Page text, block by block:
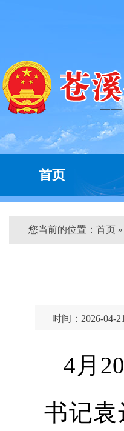
首页
您当前的位置： 首页
时间：2026-04-21
4月
书记